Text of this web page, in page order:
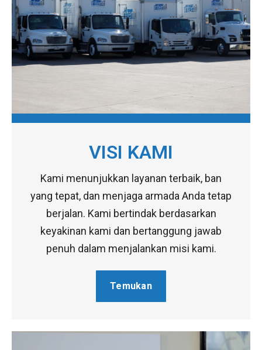
VISI KAMI
Kami menunjukkan layanan terbaik, ban
yang tepat, dan menjaga armada Anda tetap
berjalan. Kami bertindak berdasarkan
keyakinan kami dan bertanggung jawab
penuh dalam menjalankan misi kami.
Temukan